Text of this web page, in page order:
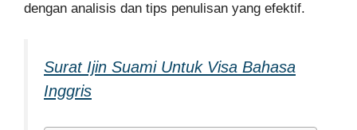
dengan analisis dan tips penulisan yang efektif.
Surat Ijin Suami Untuk Visa Bahasa
Inggris